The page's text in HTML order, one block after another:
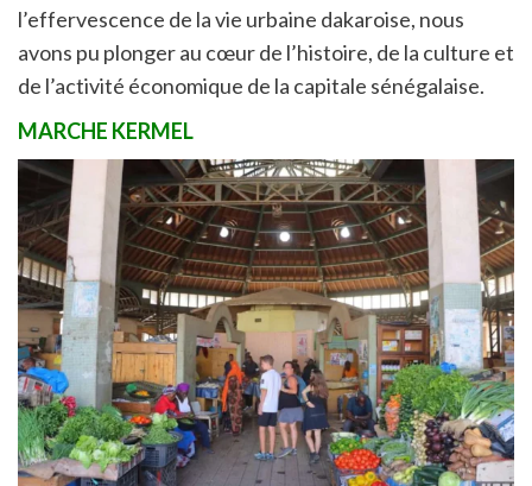
l’effervescence de la vie urbaine dakaroise, nous
avons pu plonger au cœur de l’histoire, de la culture et
de l’activité économique de la capitale sénégalaise.
MARCHE KERMEL